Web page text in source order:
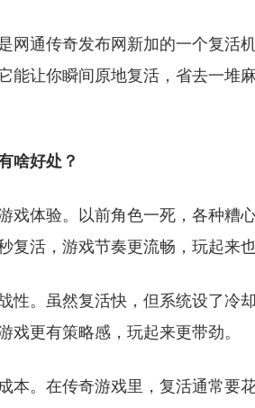
网通传奇发布网新加的一个复活
能让你瞬间原地复活，省去一堆
啥好处？
戏体验。以前角色一死，各种糟
复活，游戏节奏更流畅，玩起来
性。虽然复活快，但系统设了冷
戏更有策略感，玩起来更带劲。
本。在传奇游戏里，复活通常要